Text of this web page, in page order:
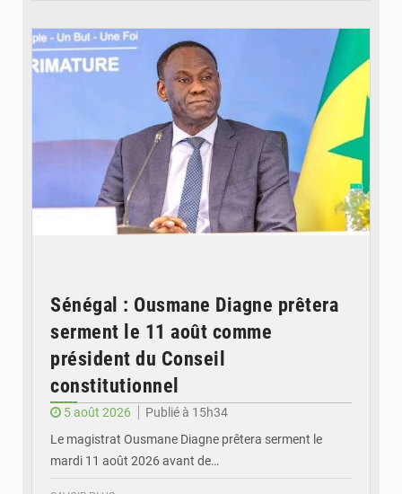
Sénégal : Ousmane Diagne prêtera
serment le 11 août comme
président du Conseil
constitutionnel
5 août 2026
Publié à 15h34
Le magistrat Ousmane Diagne prêtera serment le
mardi 11 août 2026 avant de…